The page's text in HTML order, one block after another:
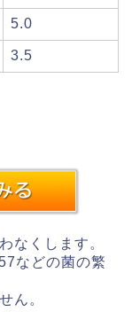
5.0
3.5
なくします。
などの菌の繁
ん。